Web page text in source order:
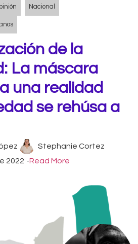
Nacional
de la
La máscara
una realidad
se rehúsa a
Stephanie Cortez
2022 -Read More